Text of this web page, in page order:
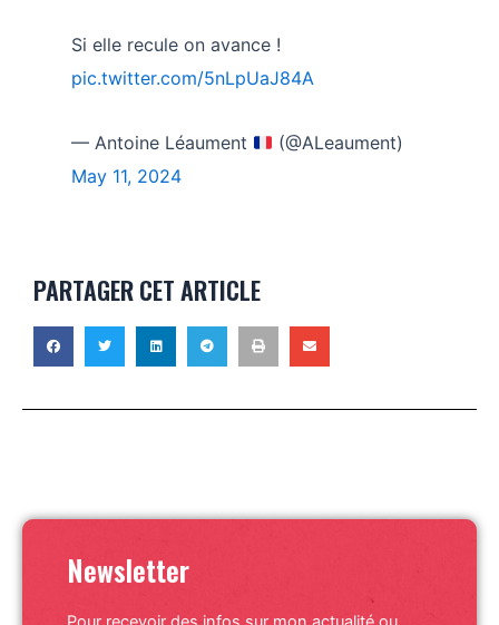
Si elle recule on avance !
pic.twitter.com/5nLpUaJ84A
— Antoine Léaument
(@ALeaument)
May 11, 2024
PARTAGER CET ARTICLE
Newsletter